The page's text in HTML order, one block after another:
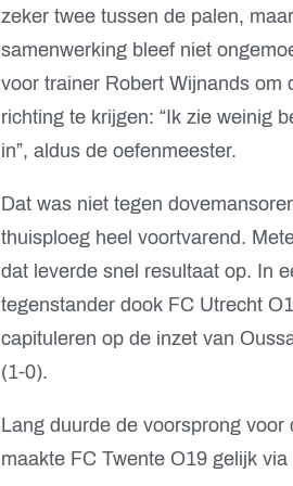
zeker twee tussen de palen,
samenwerking bleef niet
voor trainer Robert Wijnands om
richting te krijgen: “Ik zie weinig
in”, aldus de oefenmeester.
Dat was niet tegen
thuisploeg heel voortvarend.
dat leverde snel resultaat op. In
tegenstander dook FC Utrecht
capituleren op de inzet van
(1-0).
Lang duurde de voorsprong
maakte FC Twente O19 gelijk